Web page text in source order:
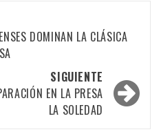
DOMINAN LA CLÁSICA
SIGUIENTE
EN LA PRESA
LA SOLEDAD